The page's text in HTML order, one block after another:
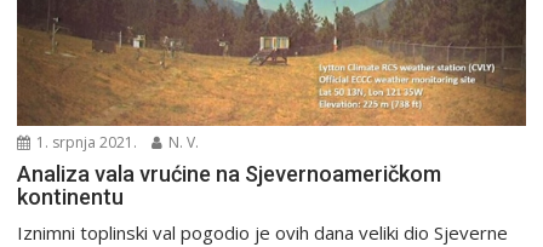
1. srpnja 2021. N. V.
Analiza vala vrućine na Sjevernoameričkom
kontinentu
Iznimni toplinski val pogodio je ovih dana veliki dio Sjeverne